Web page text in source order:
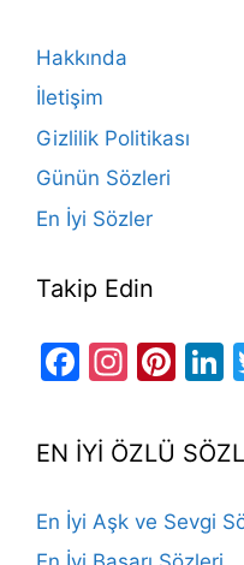
o
o
k
Hakkında
İletişim
Gizlilik Politikası
Günün Sözleri
En İyi Sözler
Takip Edin
EN İYİ ÖZLÜ
En İyi Aşk ve Sevgi